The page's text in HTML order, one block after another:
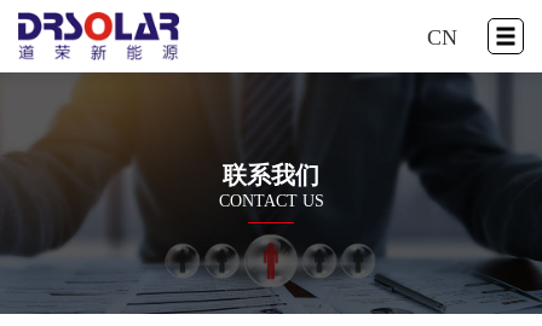
CN
联系我们
CONTACT US